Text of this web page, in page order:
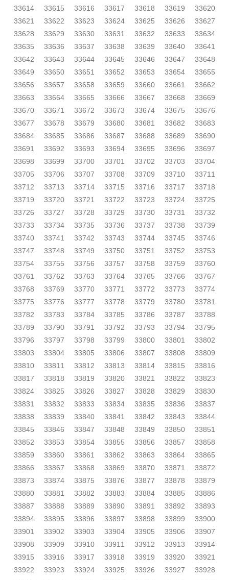
33614
33615 33616 33617 33618 33619
33620
33621
33622 33623 33624 33625 33626
33627
33628
33629 33630 33631 33632 33633
33634
33635
33636 33637 33638 33639 33640
33641
33642
33643 33644 33645 33646 33647
33648
33649
33650 33651 33652 33653 33654
33655
33656
33657 33658 33659 33660 33661
33662
33663
33664 33665 33666 33667 33668
33669
33670
33671 33672 33673 33674 33675
33676
33677
33678 33679 33680 33681 33682
33683
33684
33685 33686 33687 33688 33689
33690
33691
33692 33693 33694 33695 33696
33697
33698
33699 33700 33701 33702 33703
33704
33705
33706 33707 33708 33709 33710
33711
33712
33713 33714 33715 33716 33717
33718
33719
33720 33721 33722 33723 33724
33725
33726
33727 33728 33729 33730 33731
33732
33733
33734 33735 33736 33737 33738
33739
33740
33741 33742 33743 33744 33745
33746
33747
33748 33749 33750 33751 33752
33753
33754
33755 33756 33757 33758 33759
33760
33761
33762 33763 33764 33765 33766
33767
33768
33769 33770 33771 33772 33773
33774
33775
33776 33777 33778 33779 33780
33781
33782
33783 33784 33785 33786 33787
33788
33789
33790 33791 33792 33793 33794
33795
33796
33797 33798 33799 33800 33801
33802
33803
33804 33805 33806 33807 33808
33809
33810
33811 33812 33813 33814 33815
33816
33817
33818 33819 33820 33821 33822
33823
33824
33825 33826 33827 33828 33829
33830
33831
33832 33833 33834 33835 33836
33837
33838
33839 33840 33841 33842 33843
33844
33845
33846 33847 33848 33849 33850
33851
33852
33853 33854 33855 33856 33857
33858
33859
33860 33861 33862 33863 33864
33865
33866
33867 33868 33869 33870 33871
33872
33873
33874 33875 33876 33877 33878
33879
33880
33881 33882 33883 33884 33885
33886
33887
33888 33889 33890 33891 33892
33893
33894
33895 33896 33897 33898 33899
33900
33901
33902 33903 33904 33905 33906
33907
33908
33909 33910 33911 33912 33913
33914
33915
33916 33917 33918 33919 33920
33921
33922
33923 33924 33925 33926 33927
33928